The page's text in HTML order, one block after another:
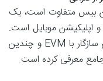
بیس متفاوت است، یک
و اپلیکیشن موبایل است.
این کیف پول با پشتیبانی از بلاکچین های سازگار با EVM و چندین
معرفی کرده است.